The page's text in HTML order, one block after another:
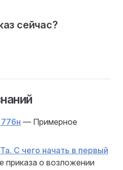
сейчас?
— Примерное
С чего начать в первый
о возложении